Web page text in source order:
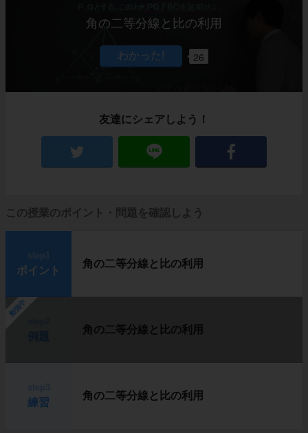
角の二等分線と比の利用
26
友達にシェアしよう！
この授業のポイント・問題を確認しよう
ポイント
角の二等分線と比の利用
勉強中
角の二等分線と比の利用
練習
角の二等分線と比の利用